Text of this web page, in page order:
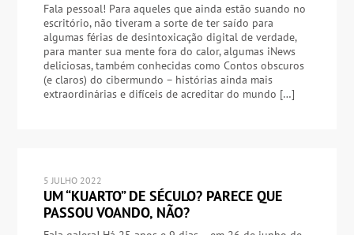
Fala pessoal! Para aqueles que ainda estão suando no
escritório, não tiveram a sorte de ter saído para
algumas férias de desintoxicação digital de verdade,
para manter sua mente fora do calor, algumas iNews
deliciosas, também conhecidas como Contos obscuros
(e claros) do cibermundo – histórias ainda mais
extraordinárias e difíceis de acreditar do mundo […]
5 JULHO 2022
UM “KUARTO” DE SÉCULO? PARECE QUE
PASSOU VOANDO, NÃO?